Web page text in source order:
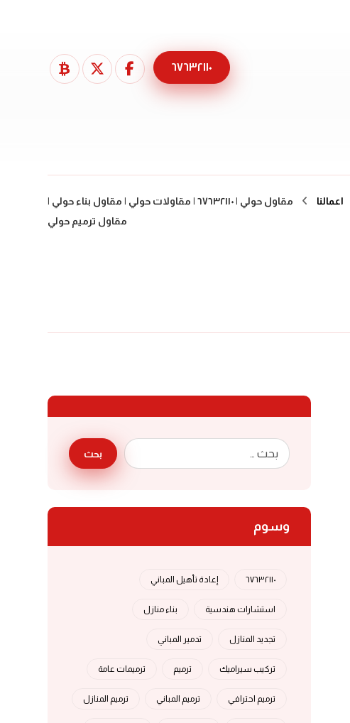
٦٧٦٣٢١١٠
اعمالنا
مقاول حولي | ٦٧٦٣٢١١٠ | مقاولات حولي | مقاول بناء حولي |
مقاول ترميم حولي
بحث
وسوم
٦٧٦٣٢١١٠ إعادة تأهيل المباني
استشارات هندسية بناء منازل
تجديد المنازل تدمير المباني
تركيب سيراميك ترميم ترميمات عامة
ترميم احترافي ترميم المباني ترميم المنازل